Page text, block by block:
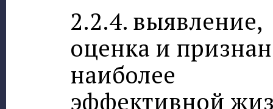
2.2.4. выявление,
оценка и
наиболее
эффективной